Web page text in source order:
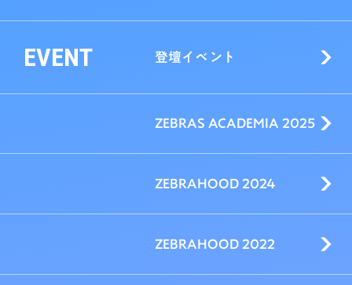
EVENT 登壇イベント
ZEBRAS ACADEMIA 2025
ZEBRAHOOD 2024
ZEBRAHOOD 2022